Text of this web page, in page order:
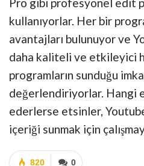
kullanıyorlar. Her bir
avantajları bulunuyor ve
daha kaliteli ve etkileyici
programların sunduğu
değerlendiriyorlar. Hangi
ederlerse etsinler,
içeriği sunmak için
0
820